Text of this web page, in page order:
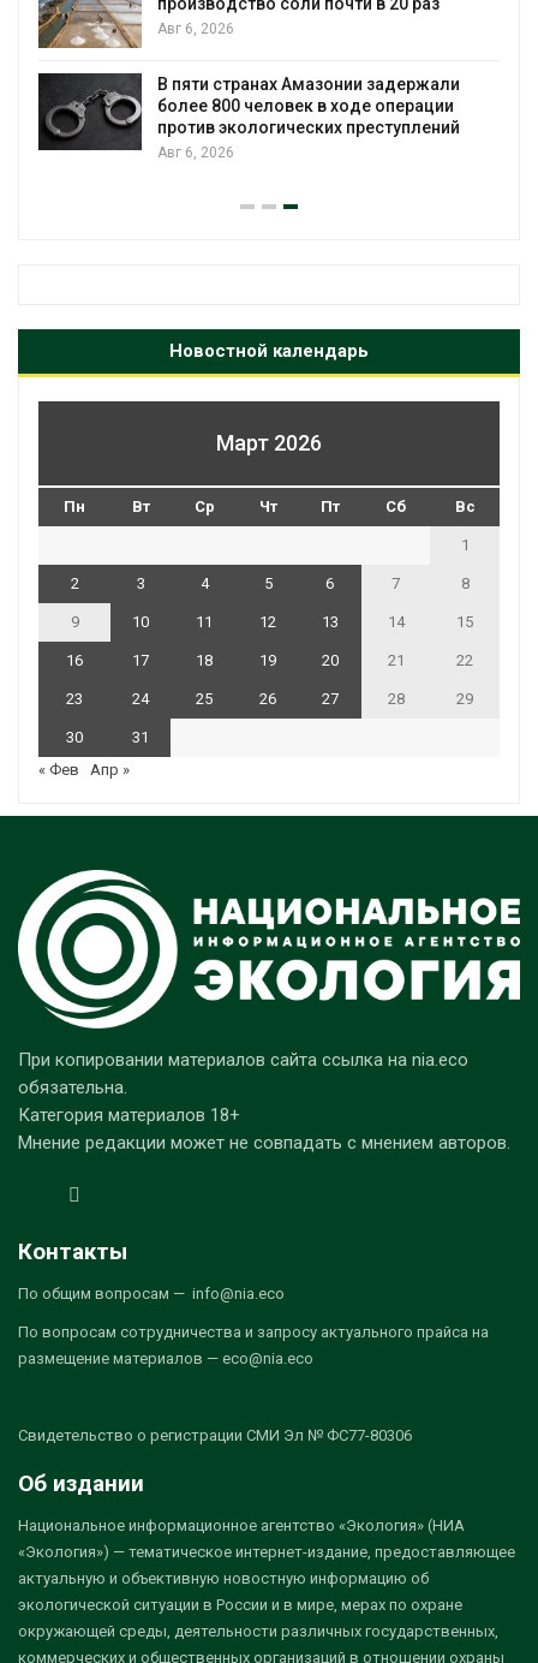
производство соли почти в 20 раз
Авг 6, 2026
В пяти странах Амазонии задержали
более 800 человек в ходе операции
против экологических преступлений
Авг 6, 2026
Новостной календарь
Март 2026
Пн Вт Ср Чт Пт Сб Вс
1
2 3 4 5 6 7 8
9 10 11 12 13 14 15
16 17 18 19 20 21 22
23 24 25 26 27 28 29
30
31
« Фев
Апр »
При копировании материалов сайта ссылка на nia.eco
обязательна.
Категория материалов 18+
Мнение редакции может не совпадать с мнением авторов.
Контакты
По общим вопросам — info@nia.eco
По вопросам сотрудничества и запросу актуального прайса на
размещение материалов — eco@nia.eco
Свидетельство о регистрации СМИ Эл № ФС77-80306
Об издании
Национальное информационное агентство «Экология» (НИА
«Экология») — тематическое интернет-издание, предоставляющее
актуальную и объективную новостную информацию об
экологической ситуации в России и в мире, мерах по охране
окружающей среды, деятельности различных государственных,
коммерческих и общественных организаций в отношении охраны